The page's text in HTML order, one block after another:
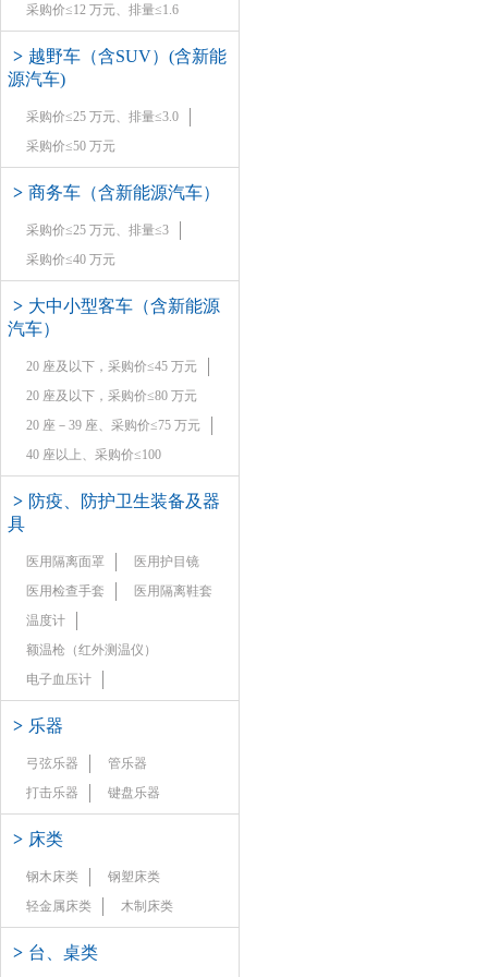
采购价≤12 万元、排量≤1.6
> 越野车（含SUV）(含新能
源汽车)
采购价≤25 万元、排量≤3.0
采购价≤50 万元
> 商务车（含新能源汽车）
采购价≤25 万元、排量≤3
采购价≤40 万元
> 大中小型客车（含新能源
汽车）
20 座及以下，采购价≤45 万元
20 座及以下，采购价≤80 万元
20 座－39 座、采购价≤75 万元
40 座以上、采购价≤100
> 防疫、防护卫生装备及器
具
医用隔离面罩
医用护目镜
医用检查手套
医用隔离鞋套
温度计
额温枪（红外测温仪）
电子血压计
> 乐器
弓弦乐器
管乐器
打击乐器
键盘乐器
> 床类
钢木床类
钢塑床类
轻金属床类
木制床类
> 台、桌类